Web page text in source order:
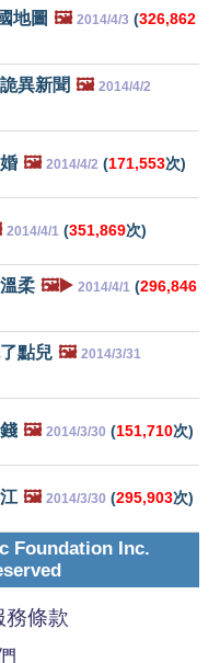
地圖 🖼️ 2014/4/3 (326,862
異新聞 🖼️ 2014/4/2
🖼️ 2014/4/2 (171,553次)
2014/4/1 (351,869次)
柔 🖼️▶️ 2014/4/1 (296,846
點兒 🖼️ 2014/3/31
🖼️ 2014/3/30 (151,710次)
🖼️ 2014/3/30 (295,903次)
Foundation Inc.
務條款